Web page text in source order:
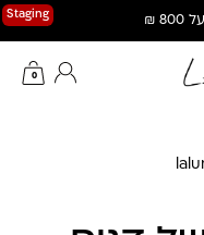
Staging ₪
0
החשבון שלי